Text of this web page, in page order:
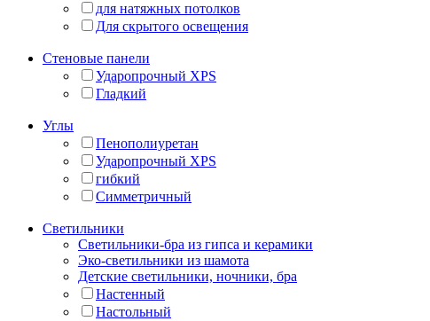
для натяжных потолков
Для скрытого освещения
Стеновые панели
Ударопрочный XPS
Гладкий
Углы
Пенополиуретан
Ударопрочный XPS
гибкий
Симметричный
Светильники
Светильники-бра из гипса и керамики
Эко-светильники из шамота
Детские светильники, ночники, бра
Настенный
Настольный